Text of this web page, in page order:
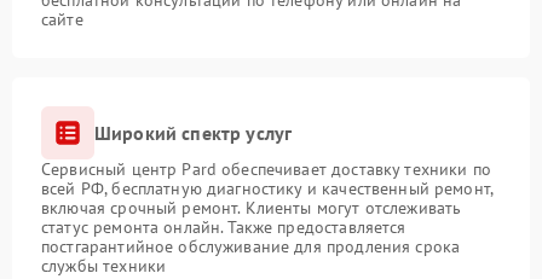
сайте
Широкий спектр услуг
Сервисный центр Pard обеспечивает доставку техники по
всей РФ, бесплатную диагностику и качественный ремонт,
включая срочный ремонт. Клиенты могут отслеживать
статус ремонта онлайн. Также предоставляется
постгарантийное обслуживание для продления срока
службы техники